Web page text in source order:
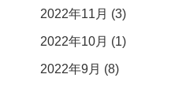
2022年11月 (3)
2022年10月 (1)
2022年9月 (8)